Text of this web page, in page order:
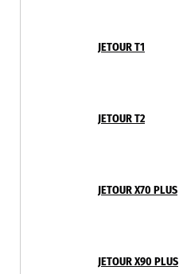
JETOUR T1
JETOUR T2
JETOUR X70 PLUS
JETOUR X90 PLUS